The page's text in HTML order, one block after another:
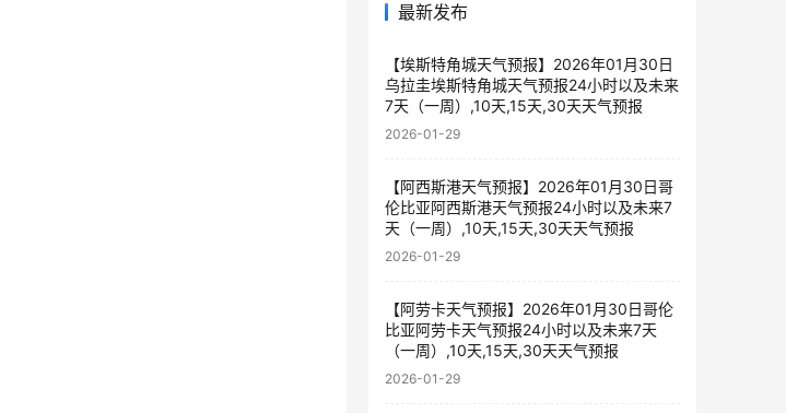
最新发布
【埃斯特角城天气预报】2026年01月30日
乌拉圭埃斯特角城天气预报24小时以及未来
7天（一周）,10天,15天,30天天气预报
2026-01-29
【阿西斯港天气预报】2026年01月30日哥
伦比亚阿西斯港天气预报24小时以及未来7
天（一周）,10天,15天,30天天气预报
2026-01-29
【阿劳卡天气预报】2026年01月30日哥伦
比亚阿劳卡天气预报24小时以及未来7天
（一周）,10天,15天,30天天气预报
2026-01-29